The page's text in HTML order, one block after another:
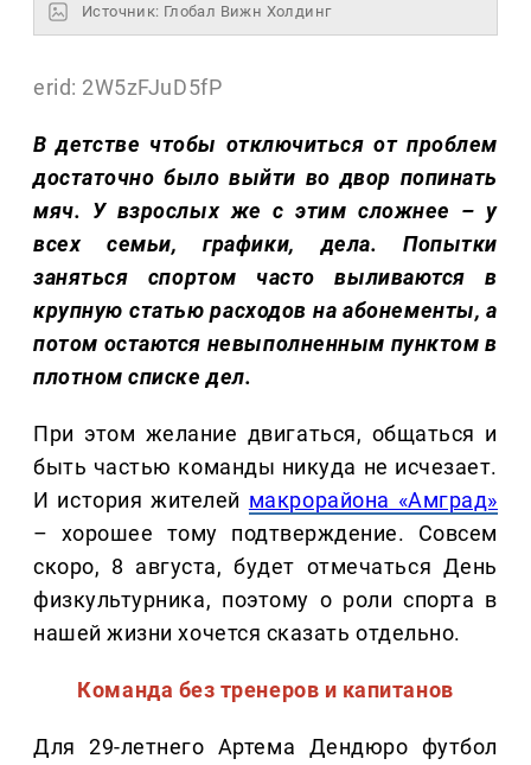
Источник: Глобал Вижн Холдинг
erid: 2W5zFJuD5fP
В детстве чтобы отключиться от проблем
достаточно было выйти во двор попинать
мяч. У взрослых же с этим сложнее – у
всех семьи, графики, дела. Попытки
заняться спортом часто выливаются в
крупную статью расходов на абонементы, а
потом остаются невыполненным пунктом в
плотном списке дел.
При этом желание двигаться, общаться и
быть частью команды никуда не исчезает.
И история жителей макрорайона «Амград»
– хорошее тому подтверждение. Совсем
скоро, 8 августа, будет отмечаться День
физкультурника, поэтому о роли спорта в
нашей жизни хочется сказать отдельно.
Команда без тренеров и капитанов
Для 29-летнего Артема Дендюро футбол